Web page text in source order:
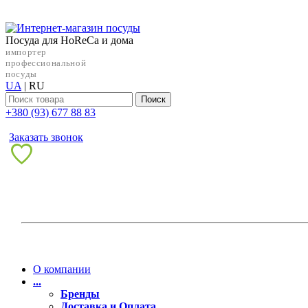
Посуда для HoReCa и дома
импортер
профессиональной
посуды
UA | RU
Поиск
+38‎0 (93) 677 88 83
Заказать звонок
О компании
...
Бренды